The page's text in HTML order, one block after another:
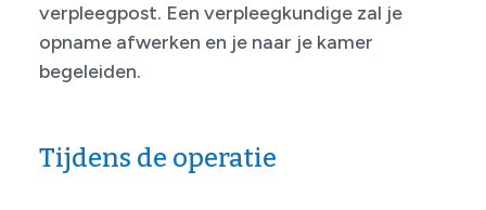
verpleegpost. Een verpleegkundige zal je
opname afwerken en je naar je kamer
begeleiden.
Tijdens de operatie